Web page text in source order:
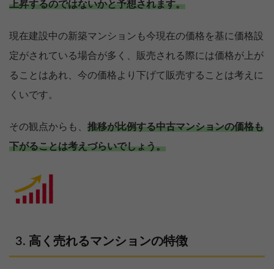
上昇するのではないかと予想されます。
現在建設中の新築マンションも今現在の価格を基に価格設
定がされている場合が多く、販売される際には価格が上が
ることはあれ、今の価格より下げて販売することは考えに
くいです。
その観点からも、 推移が比例する中古マンションの価格も
下がることは考えづらいでしょう。
高く売れるマンションの特徴